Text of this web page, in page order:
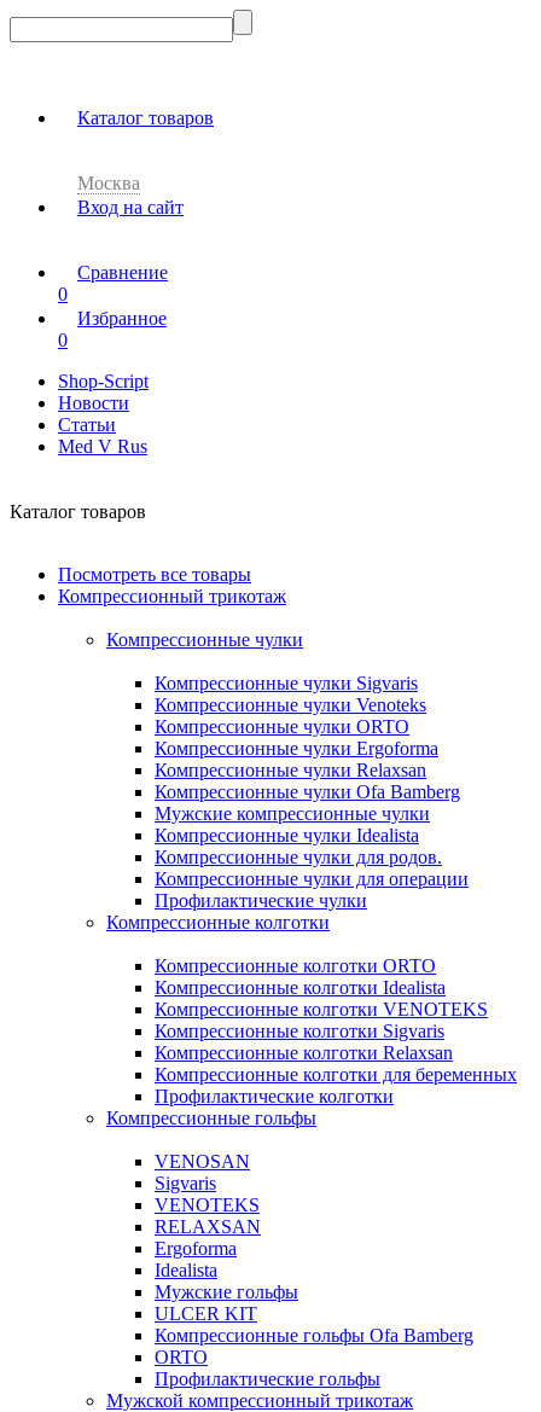
Каталог товаров
Москва
Вход на сайт
Сравнение
0
Избранное
0
Shop-Script
Новости
Статьи
Med V Rus
Каталог товаров
Посмотреть все товары
Компрессионный трикотаж
Компрессионные чулки
Компрессионные чулки Sigvaris
Компрессионные чулки Venoteks
Компрессионные чулки ORTO
Компрессионные чулки Ergoforma
Компрессионные чулки Relaxsan
Компрессионные чулки Ofa Bamberg
Мужские компрессионные чулки
Компрессионные чулки Idealista
Компрессионные чулки для родов.
Компрессионные чулки для операции
Профилактические чулки
Компрессионные колготки
Компрессионные колготки ORTO
Компрессионные колготки Idealista
Компрессионные колготки VENOTEKS
Компрессионные колготки Sigvaris
Компрессионные колготки Relaxsan
Компрессионные колготки для беременных
Профилактические колготки
Компрессионные гольфы
VENOSAN
Sigvaris
VENOTEKS
RELAXSAN
Ergoforma
Idealista
Мужские гольфы
ULCER KIT
Компрессионные гольфы Ofa Bamberg
ORTO
Профилактические гольфы
Мужской компрессионный трикотаж